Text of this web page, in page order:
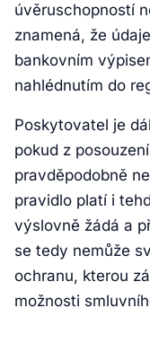
úvěruschopností
znamená, že
bankovním
nahlédnutím do
Poskytovatel je
pokud z
pravděpodobně
pravidlo platí i
výslovně žádá a
se tedy nemůže
ochranu, kterou
možnosti